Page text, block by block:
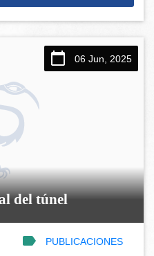
06 Jun, 2025
del túnel
PUBLICACIONES